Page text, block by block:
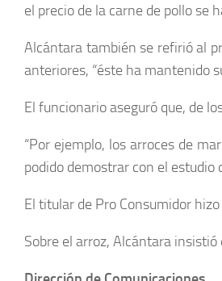
el precio de la carne de pollo se
Alcántara también se refirió al
anteriores, “éste ha mantenido
El funcionario aseguró que, de
“Por ejemplo, los arroces de
podido demostrar con el estudio
El titular de Pro Consumidor
Sobre el arroz, Alcántara